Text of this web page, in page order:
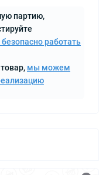
партию,
безопасно работать
мы можем